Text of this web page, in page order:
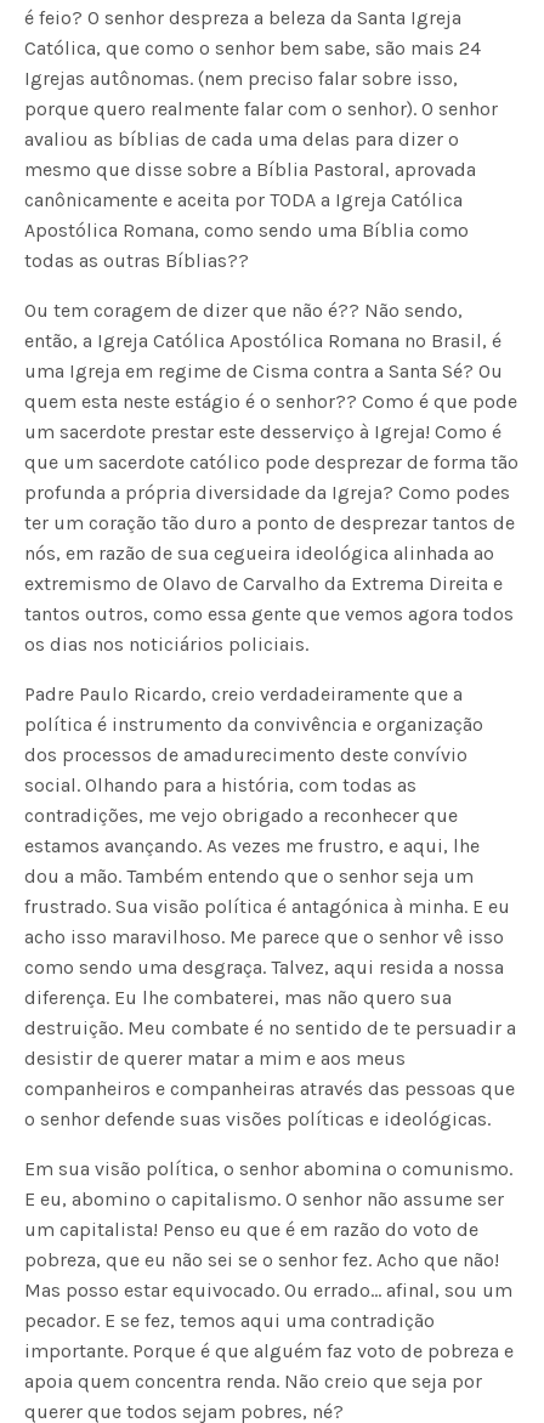
é feio? O senhor despreza a beleza da Santa Igreja
Católica, que como o senhor bem sabe, são mais 24
Igrejas autônomas. (nem preciso falar sobre isso,
porque quero realmente falar com o senhor). O senhor
avaliou as bíblias de cada uma delas para dizer o
mesmo que disse sobre a Bíblia Pastoral, aprovada
canônicamente e aceita por TODA a Igreja Católica
Apostólica Romana, como sendo uma Bíblia como
todas as outras Bíblias??
Ou tem coragem de dizer que não é?? Não sendo,
então, a Igreja Católica Apostólica Romana no Brasil, é
uma Igreja em regime de Cisma contra a Santa Sé? Ou
quem esta neste estágio é o senhor?? Como é que pode
um sacerdote prestar este desserviço à Igreja! Como é
que um sacerdote católico pode desprezar de forma tão
profunda a própria diversidade da Igreja? Como podes
ter um coração tão duro a ponto de desprezar tantos de
nós, em razão de sua cegueira ideológica alinhada ao
extremismo de Olavo de Carvalho da Extrema Direita e
tantos outros, como essa gente que vemos agora todos
os dias nos noticiários policiais.
Padre Paulo Ricardo, creio verdadeiramente que a
política é instrumento da convivência e organização
dos processos de amadurecimento deste convívio
social. Olhando para a história, com todas as
contradições, me vejo obrigado a reconhecer que
estamos avançando. As vezes me frustro, e aqui, lhe
dou a mão. Também entendo que o senhor seja um
frustrado. Sua visão política é antagónica à minha. E eu
acho isso maravilhoso. Me parece que o senhor vê isso
como sendo uma desgraça. Talvez, aqui resida a nossa
diferença. Eu lhe combaterei, mas não quero sua
destruição. Meu combate é no sentido de te persuadir a
desistir de querer matar a mim e aos meus
companheiros e companheiras através das pessoas que
o senhor defende suas visões políticas e ideológicas.
Em sua visão política, o senhor abomina o comunismo.
E eu, abomino o capitalismo. O senhor não assume ser
um capitalista! Penso eu que é em razão do voto de
pobreza, que eu não sei se o senhor fez. Acho que não!
Mas posso estar equivocado. Ou errado… afinal, sou um
pecador. E se fez, temos aqui uma contradição
importante. Porque é que alguém faz voto de pobreza e
apoia quem concentra renda. Não creio que seja por
querer que todos sejam pobres, né?